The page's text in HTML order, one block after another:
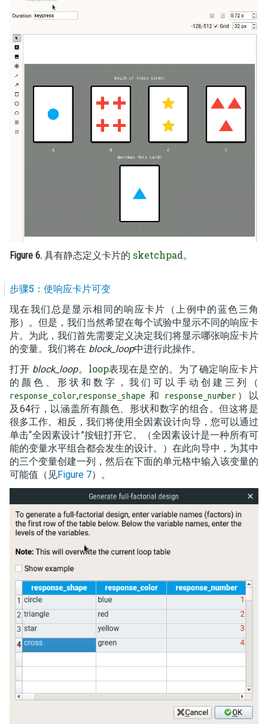
Figure 6. 具有静态定义卡片的 sketchpad。
步骤5：使响应卡片可变
现在我们总是显示相同的响应卡片（上例中的蓝色三角
形）。但是，我们当然希望在每个试验中显示不同的响应卡
片。为此，我们首先需要定义决定我们将显示哪张响应卡片
的变量。我们将在 block_loop中进行此操作。
打开 block_loop。 loop表现在是空的。为了确定响应卡片
的颜色、形状和数字，我们可以手动创建三列（
response_color,response_shape 和 response_number ）以
及64行，以涵盖所有颜色、形状和数字的组合。但这将是
很多工作。相反，我们将使用全因素设计向导，您可以通过
单击“全因素设计”按钮打开它。（全因素设计是一种所有可
能的变量水平组合都会发生的设计。）在此向导中，为其中
的三个变量创建一列，然后在下面的单元格中输入该变量的
可能值（见Figure 7）。